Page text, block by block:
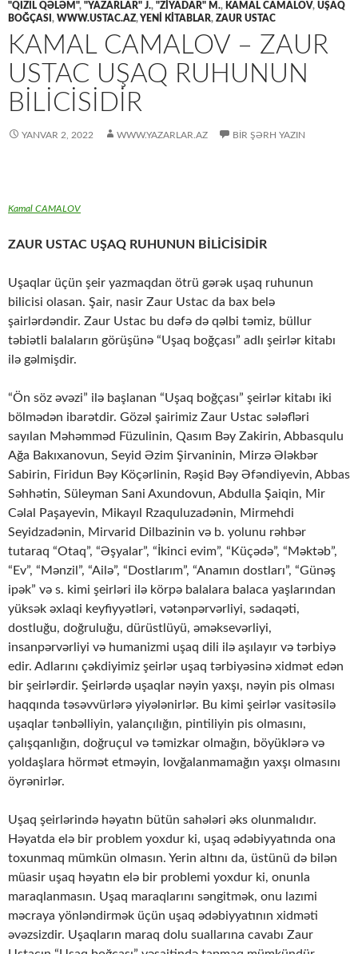
"QIZIL QƏLƏM", "YAZARLAR" J., "ZİYADAR" M., KAMAL CAMALOV, UŞAQ
BOĞÇASI , WWW.USTAC.AZ, YENİ KİTABLAR, ZAUR USTAC
KAMAL CAMALOV – ZAUR
USTAC UŞAQ RUHUNUN
BİLİCİSİDİR
YANVAR 2, 2022 WWW.YAZARLAR.AZ BIR ŞƏRH YAZIN
Kamal CAMALOV
ZAUR USTAC UŞAQ RUHUNUN BİLİCİSİDİR
Uşaqlar üçün şeir yazmaqdan ötrü gərək uşaq ruhunun
bilicisi olasan. Şair, nasir Zaur Ustac da bax belə
şairlərdəndir. Zaur Ustac bu dəfə də qəlbi təmiz, büllur
təbiətli balaların görüşünə “Uşaq boğçası” adlı şeirlər kitabı
ilə gəlmişdir.
“Ön söz əvəzi” ilə başlanan “Uşaq boğçası” şeirlər kitabı iki
bölmədən ibarətdir. Gözəl şairimiz Zaur Ustac sələfləri
sayılan Məhəmməd Füzulinin, Qasım Bəy Zakirin, Abbasqulu
Ağa Bakıxanovun, Seyid Əzim Şirvaninin, Mirzə Ələkbər
Sabirin, Firidun Bəy Köçərlinin, Rəşid Bəy Əfəndiyevin, Abbas
Səhhətin, Süleyman Sani Axundovun, Abdulla Şaiqin, Mir
Cəlal Paşayevin, Mikayıl Rzaquluzadənin, Mirmehdi
Seyidzadənin, Mirvarid Dilbazinin və b. yolunu rəhbər
tutaraq “Otaq”, “Əşyalar”, “İkinci evim”, “Küçədə”, “Məktəb”,
“Ev”, “Mənzil”, “Ailə”, “Dostlarım”, “Anamın dostları”, “Günəş
ipək” və s. kimi şeirləri ilə körpə balalara balaca yaşlarından
yüksək əxlaqi keyfiyyətləri, vətənpərvərliyi, sədaqəti,
dostluğu, doğruluğu, dürüstlüyü, əməksevərliyi,
insanpərvərliyi və humanizmi uşaq dili ilə aşılayır və tərbiyə
edir. Adlarını çəkdiyimiz şeirlər uşaq tərbiyəsinə xidmət edən
bir şeirlərdir. Şeirlərdə uşaqlar nəyin yaxşı, nəyin pis olması
haqqında təsəvvürlərə yiyələnirlər. Bu kimi şeirlər vasitəsilə
uşaqlar tənbəlliyin, yalançılığın, pintiliyin pis olmasını,
çalışqanlığın, doğruçul və təmizkar olmağın, böyüklərə və
yoldaşlara hörmət etməyin, lovğalanmamağın yaxşı olmasını
öyrənirlər.
Uşaq şeirlərində həyatın bütün sahələri əks olunmalıdır.
Həyatda elə bir problem yoxdur ki, uşaq ədəbiyyatında ona
toxunmaq mümkün olmasın. Yerin altını da, üstünü də bilən
müasir uşaq həyatın elə bir problemi yoxdur ki, onunla
maraqlanmasın. Uşaq maraqlarını səngitmək, onu lazımi
məcraya yönləndirmək üçün uşaq ədəbiyyatının xidməti
əvəzsizdir. Uşaqların maraq dolu suallarına cavabı Zaur